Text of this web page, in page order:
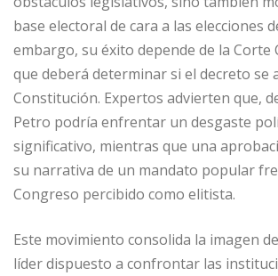
base electoral de cara a las elecciones
embargo, su éxito depende de la Corte
que deberá determinar si el decreto se
Constitución. Expertos advierten que,
Petro podría enfrentar un desgaste
significativo, mientras que una
su narrativa de un mandato popular
Congreso percibido como elitista.
Este movimiento consolida la imagen
líder dispuesto a confrontar las